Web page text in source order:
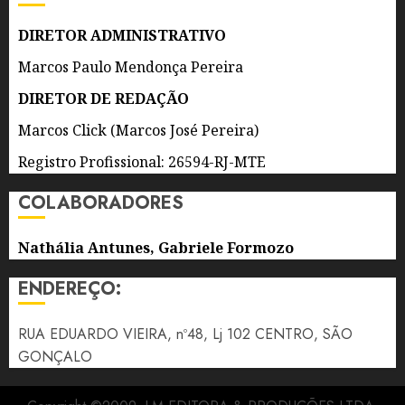
DIRETOR ADMINISTRATIVO
Marcos Paulo Mendonça Pereira
DIRETOR DE REDAÇÃO
Marcos Click (Marcos José Pereira)
Registro Profissional: 26594-RJ-MTE
COLABORADORES
Nathália Antunes, Gabriele Formozo
ENDEREÇO:
RUA EDUARDO VIEIRA, nº48, Lj 102 CENTRO, SÃO
GONÇALO